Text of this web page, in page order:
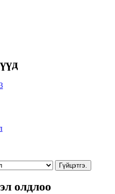
Гүйцэтгэ.
олдлоо